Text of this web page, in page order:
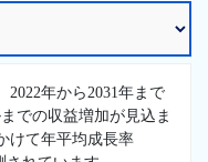
年から2031年まで
での収益増加が見込ま
けて年平均成長率